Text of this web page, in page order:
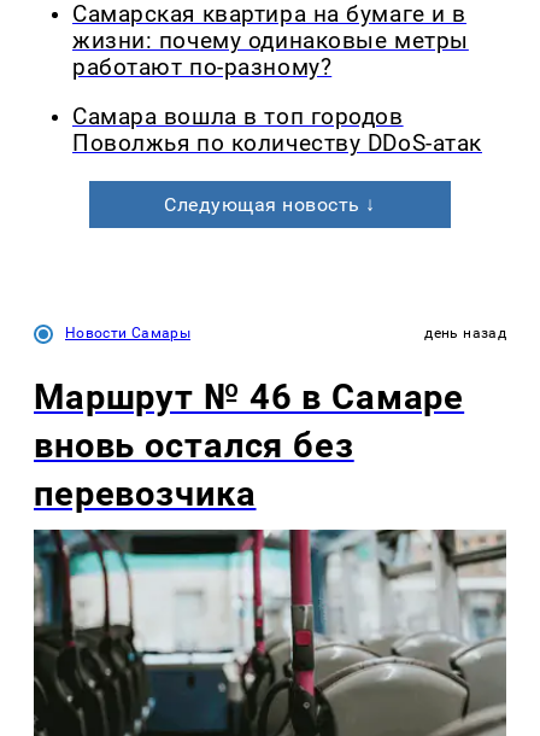
Самарская квартира на бумаге и в
жизни: почему одинаковые метры
работают по-разному?
Самара вошла в топ городов
Поволжья по количеству DDoS-атак
Следующая новость ↓
Новости Самары день назад
Маршрут № 46 в Самаре
вновь остался без
перевозчика